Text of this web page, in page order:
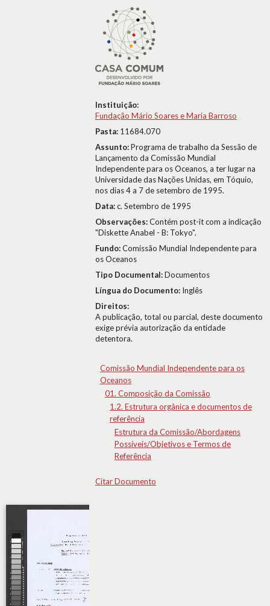
Instituição:
Fundação Mário Soares e Maria Barroso
Pasta: 11684.070
Assunto:Programa de trabalho da Sessão de
Lançamento da Comissão Mundial
Independente para os Oceanos, a ter lugar na
Universidade das Nações Unidas, em Tóquio,
nos dias 4 a 7 de setembro de 1995.
Data:c. Setembro de 1995
Observações:Contém post-it com a indicação
"Diskette Anabel - B: Tokyo".
Fundo:Comissão Mundial Independente para
os Oceanos
Tipo Documental:Documentos
Língua do Documento: Inglês
Direitos:
A publicação, total ou parcial, deste documento
exige prévia autorização da entidade
detentora.
Comissão Mundial Independente para os
Oceanos
01. Composição da Comissão
1.2. Estrutura orgânica e documentos de
referência
Estrutura da Comissão/Abordagens
Possíveis/Objetivos e Termos de
Referência
Citar Documento